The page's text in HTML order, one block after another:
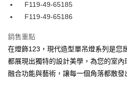
相關說明
【關於「AFTEE先享後付」】
便利好安心！
１．簡單：不需註冊會員、不需綁卡、不需
２．便利：只要手機號碼，簡訊認證，即可
３．安心：先確認商品／服務後，再付款。
運送方式
宅配
每筆NT$180，滿NT$5,000(含以上)免
F119-49-65185
F119-49-65186
銷售重點
在燈飾123，現代造型單吊燈系列是您
都展現出獨特的設計美學，為您的室
融合功能與藝術，讓每一個角落都散發